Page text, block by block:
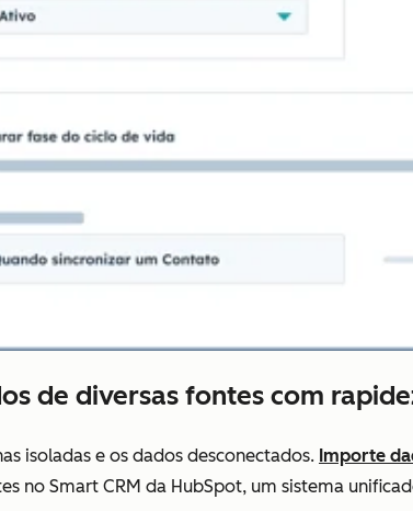
de diversas fontes com
isoladas e os dados desconectados. Importe
no Smart CRM da HubSpot, um sistema